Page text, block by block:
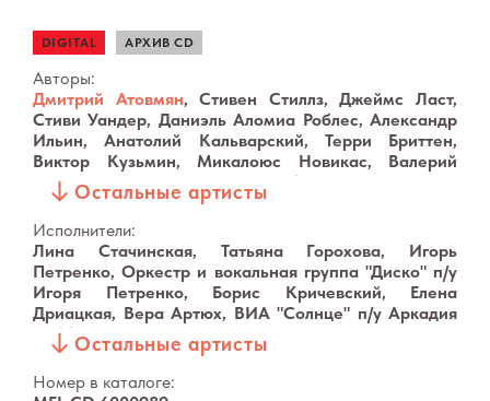
DIGITAL АРХИВ CD
Авторы:
Дмитрий Атовмян, Стивен Стиллз, Джеймс Ласт,
Стиви Уандер, Даниэль Аломиа Роблес, Александр
Ильин, Анатолий Кальварский, Терри Бриттен,
Виктор Кузьмин, Микалоюс Новикас, Валерий
Бровко, Стивен Стиллз, О. Гарбатюк, Пол Саймон,
Юрий Погорельский, Леонтий Шишко, Кристин
Авторс, Антанас Саулинас, Юрий Кобрин, Татьяна
Калинина
Остальные артисты
Исполнители:
Лина Стачинская, Татьяна Горохова, Игорь
Петренко, Оркестр и вокальная группа "Диско" п/у
Игоря Петренко, Борис Кричевский, Елена
Дриацкая, Вера Артюх, ВИА "Солнце" п/уАркадия
Субботина и Валерия Бровко, Инструментальный
ансамбльп/уВладимира Тартаковского, Нина
Бродская, Анатолий Кальварский, Эстрадно-
симфонический оркестр Ленинградского
Остальные артисты
Номер в каталоге: